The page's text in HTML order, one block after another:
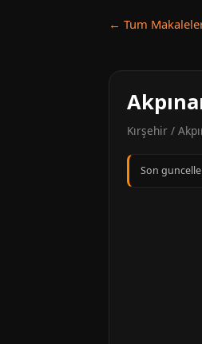
← Tum
Kırşehir /
Son